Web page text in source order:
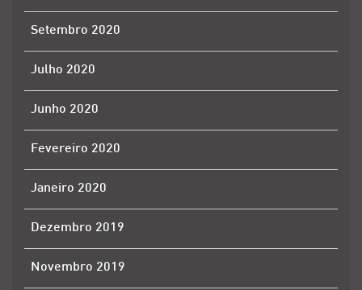
Setembro 2020
Julho 2020
Junho 2020
Fevereiro 2020
Janeiro 2020
Dezembro 2019
Novembro 2019